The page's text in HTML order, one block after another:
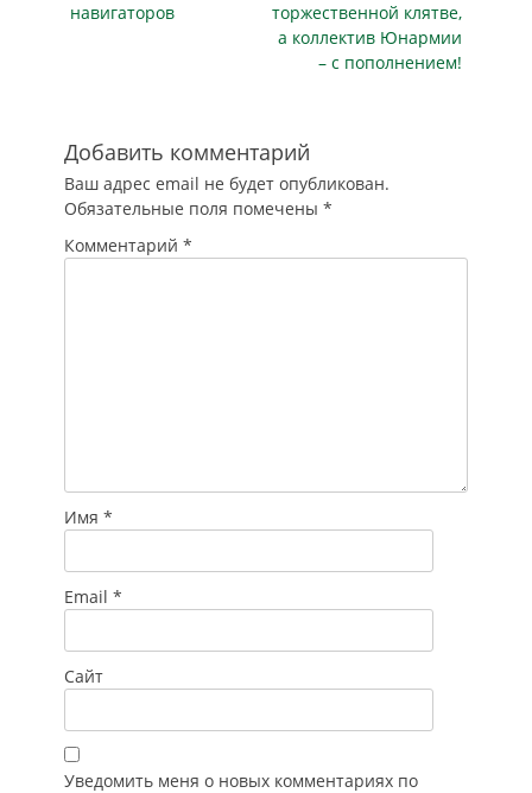
навигаторов
торжественной клятве,
а коллектив Юнармии
– с пополнением!
Добавить комментарий
Ваш адрес email не будет опубликован.
Обязательные поля помечены *
Комментарий *
Имя *
Email *
Сайт
Уведомить меня о новых комментариях по